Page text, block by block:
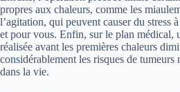
propres aux chaleurs, comme les
l’agitation, qui peuvent causer du stress
et pour vous. Enfin, sur le plan médical,
réalisée avant les premières chaleurs
considérablement les risques de tumeurs
dans la vie.